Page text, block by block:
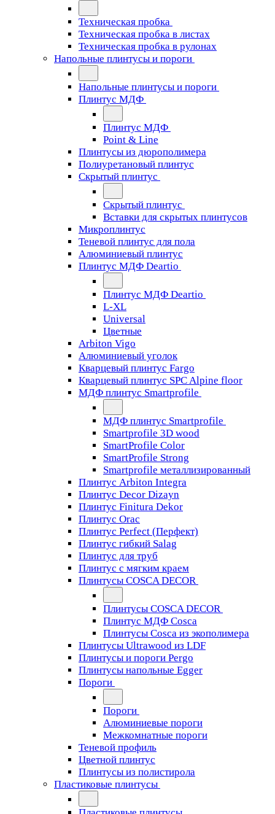
Техническая пробка
Техническая пробка в листах
Техническая пробка в рулонах
Напольные плинтусы и пороги
Напольные плинтусы и пороги
Плинтус МДФ
Плинтус МДФ
Point & Line
Плинтусы из дюрополимера
Полиуретановый плинтус
Скрытый плинтус
Скрытый плинтус
Вставки для скрытых плинтусов
Микроплинтус
Теневой плинтус для пола
Алюминиевый плинтус
Плинтус МДФ Deartio
Плинтус МДФ Deartio
L-XL
Universal
Цветные
Arbiton Vigo
Алюминиевый уголок
Кварцевый плинтус Fargo
Кварцевый плинтус SPC Alpine floor
МДФ плинтус Smartprofile
МДФ плинтус Smartprofile
Smartprofile 3D wood
SmartProfile Color
SmartProfile Strong
Smartprofile металлизированный
Плинтус Arbiton Integra
Плинтус Decor Dizayn
Плинтус Finitura Dekor
Плинтус Orac
Плинтус Perfect (Перфект)
Плинтус гибкий Salag
Плинтус для труб
Плинтус с мягким краем
Плинтусы COSCA DECOR
Плинтусы COSCA DECOR
Плинтус МДФ Cosca
Плинтусы Cosca из экополимера
Плинтусы Ultrawood из LDF
Плинтусы и пороги Pergo
Плинтусы напольные Egger
Пороги
Пороги
Алюминиевые пороги
Межкомнатные пороги
Теневой профиль
Цветной плинтус
Плинтусы из полистирола
Пластиковые плинтусы